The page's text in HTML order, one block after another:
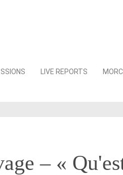
LIVE REPORTS
– «